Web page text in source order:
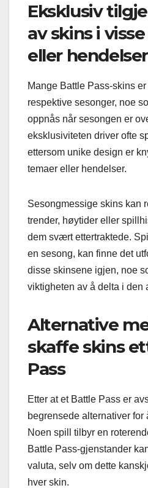
Eksklusiv
av skins i
eller hendelser
Mange Battle Pass-skins
respektive sesonger, noe
oppnås når sesongen er
eksklusiviteten driver ofte
ettersom unike design er
temaer eller hendelser.
Sesongmessige skins kan
trender, høytider eller
dem svært ettertraktede.
en sesong, kan finne det
disse skinsene igjen, noe
viktigheten av å delta i den
Alternative
skaffe skins
Pass
Etter at et Battle Pass er
begrensede alternativer for
Noen spill tilbyr en
Battle Pass-gjenstander
valuta, selv om dette
hver skin.